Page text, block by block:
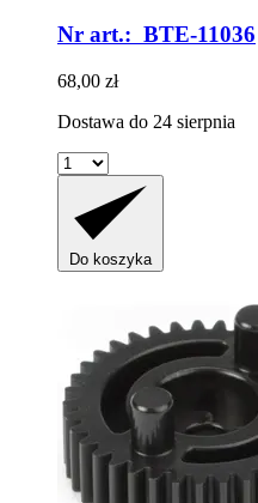
Nr art.: BTE-11036
68,00 zł
Dostawa do 24 sierpnia
Do koszyka